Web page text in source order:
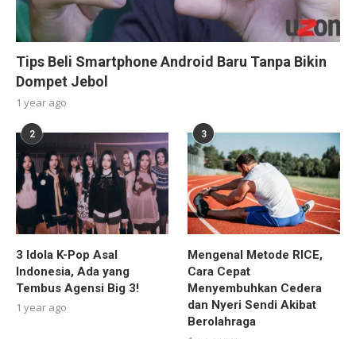
Tips Beli Smartphone Android Baru Tanpa Bikin
Dompet Jebol
1 year ago
2
3 Idola K-Pop Asal
Indonesia, Ada yang
Tembus Agensi Big 3!
1 year ago
3
Mengenal Metode RICE,
Cara Cepat
Menyembuhkan Cedera
dan Nyeri Sendi Akibat
Berolahraga